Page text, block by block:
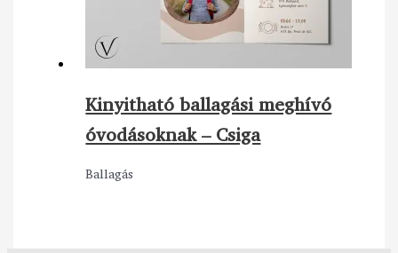
Kinyitható ballagási meghívó
óvodásoknak – Csiga
Ballagás